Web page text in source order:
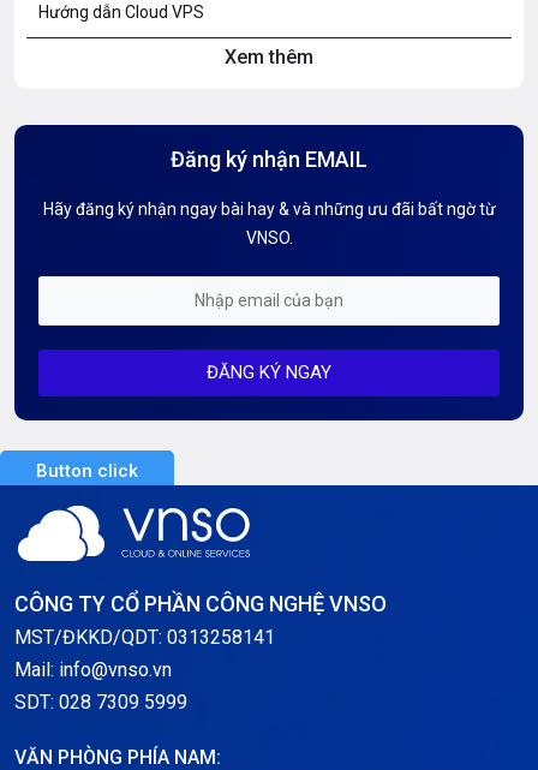
Hướng dẫn Cloud VPS
Hướng dẫn Tên miền
Kiến thức AI
Mỗi tuần 01 Server
Server Dedicated (Máy chủ riêng)
Server GPU
Server Windows
Thông báo
Thông tin chung
Xem thêm
Đăng ký nhận EMAIL
Hãy đăng ký nhận ngay bài hay & và những ưu đãi bất ngờ từ
VNSO.
ĐĂNG KÝ NGAY
Button click
CÔNG TY CỔ PHẦN CÔNG NGHỆ VNSO
MST/ĐKKD/QDT: 0313258141
Mail: info@vnso.vn
SDT: 028 7309 5999
VĂN PHÒNG PHÍA NAM: